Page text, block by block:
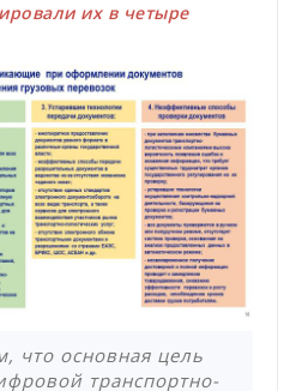
их в четыре
что основная цель
транспортно-